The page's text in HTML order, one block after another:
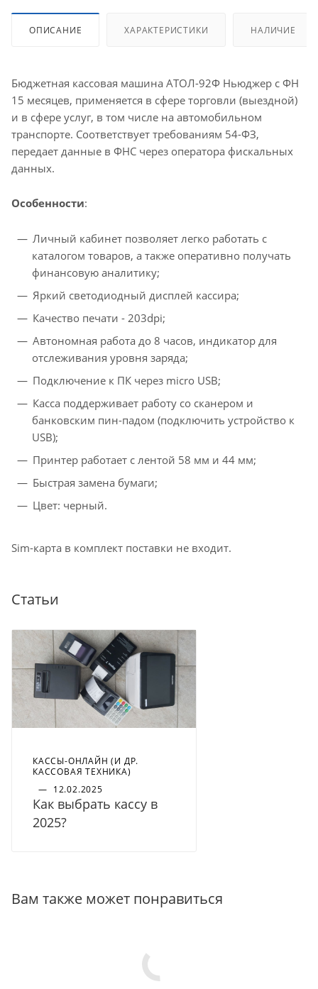
ОПИСАНИЕ ХАРАКТЕРИСТИКИ НАЛИЧИЕ
Бюджетная кассовая машина АТОЛ-92Ф Ньюджер с ФН
15 месяцев, применяется в сфере торговли (выездной)
и в сфере услуг, в том числе на автомобильном
транспорте. Соответствует требованиям 54-ФЗ,
передает данные в ФНС через оператора фискальных
данных.
Особенности:
Личный кабинет позволяет легко работать с
каталогом товаров, а также оперативно получать
финансовую аналитику;
Яркий светодиодный дисплей кассира;
Качество печати - 203dpi;
Автономная работа до 8 часов, индикатор для
отслеживания уровня заряда;
Подключение к ПК через micro USB;
Касса поддерживает работу со сканером и
банковским пин-падом (подключить устройство к
USB);
Принтер работает с лентой 58 мм и 44 мм;
Быстрая замена бумаги;
Цвет: черный.
Sim-карта в комплект поставки не входит.
Статьи
КАССЫ-ОНЛАЙН (И ДР.
КАССОВАЯ ТЕХНИКА)
— 12.02.2025
Как выбрать кассу в
2025?
Вам также может понравиться